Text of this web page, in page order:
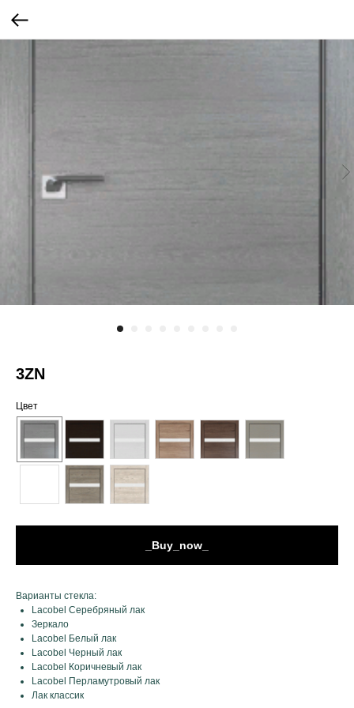
3ZN
Цвет
_Buy_now_
Варианты стекла:
Lacobel Серебряный лак
Зеркало
Lacobel Белый лак
Lacobel Черный лак
Lacobel Коричневый лак
Lacobel Перламутровый лак
Лак классик